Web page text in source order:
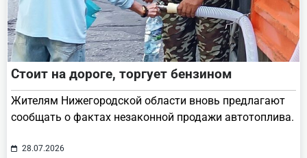
Стоит на дороге, торгует бензином
Жителям Нижегородской области вновь предлагают
сообщать о фактах незаконной продажи автотоплива.
28.07.2026